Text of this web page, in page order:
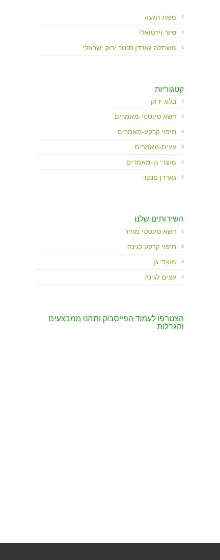
מפת הגעה
סיור וירטואלי
משתלה גארדן סנטר ירוק ישראלי
קטגוריות
בלוג ירוק
דשא סינטטי-מאמרים
חיפוי קרקע-מאמרים
עצים-מאמרים
מוצרי גן-מאמרים
גארדן סנטר
השירותים שלנו
דשא סינטטי מחיר
חיפוי קרקע לגינה
מוצרי גן
עצים לגינה
הצטרפו לעמוד הפייסבוק ותהנו ממבצעים
והגרלות